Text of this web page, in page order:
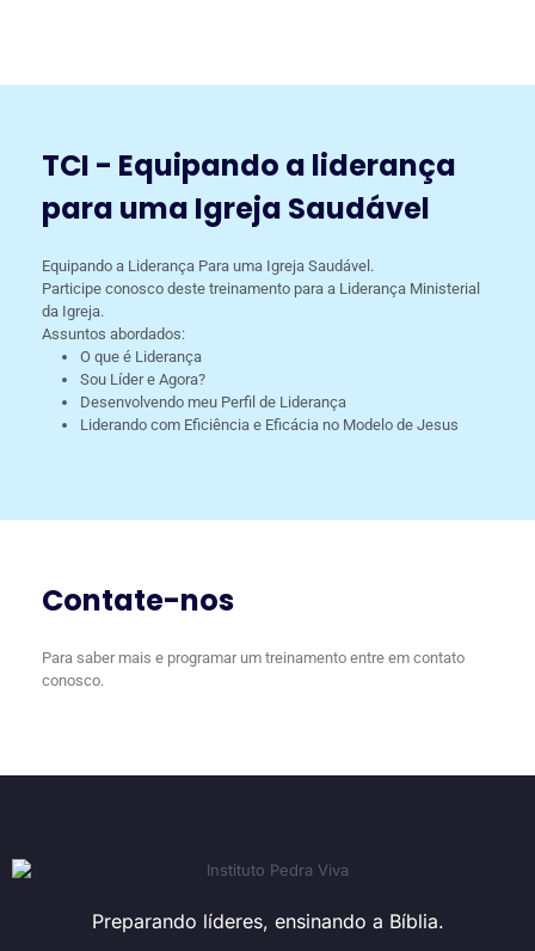
TCI - Equipando a liderança
para uma Igreja Saudável
Equipando a Liderança Para uma Igreja Saudável.
Participe conosco deste treinamento para a Liderança Ministerial
da Igreja.
Assuntos abordados:
O que é Liderança
Sou Líder e Agora?
Desenvolvendo meu Perfil de Liderança
Liderando com Eficiência e Eficácia no Modelo de Jesus
Contate-nos
Para saber mais e programar um treinamento entre em contato
conosco.
Preparando líderes, ensinando a Bíblia.